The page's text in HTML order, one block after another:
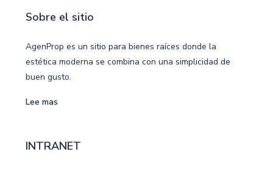
Sobre el sitio
AgenProp es un sitio para bienes raíces donde la
estética moderna se combina con una simplicidad de
buen gusto.
Lee mas
INTRANET